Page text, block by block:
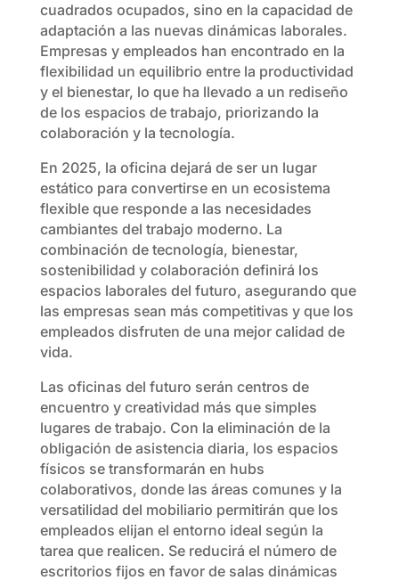
cuadrados ocupados, sino en la capacidad de
adaptación a las nuevas dinámicas laborales.
Empresas y empleados han encontrado en la
flexibilidad un equilibrio entre la productividad
y el bienestar, lo que ha llevado a un rediseño
de los espacios de trabajo, priorizando la
colaboración y la tecnología.
En 2025, la oficina dejará de ser un lugar
estático para convertirse en un ecosistema
flexible que responde a las necesidades
cambiantes del trabajo moderno. La
combinación de tecnología, bienestar,
sostenibilidad y colaboración definirá los
espacios laborales del futuro, asegurando que
las empresas sean más competitivas y que los
empleados disfruten de una mejor calidad de
vida.
Las oficinas del futuro serán centros de
encuentro y creatividad más que simples
lugares de trabajo. Con la eliminación de la
obligación de asistencia diaria, los espacios
físicos se transformarán en hubs
colaborativos, donde las áreas comunes y la
versatilidad del mobiliario permitirán que los
empleados elijan el entorno ideal según la
tarea que realicen. Se reducirá el número de
escritorios fijos en favor de salas dinámicas